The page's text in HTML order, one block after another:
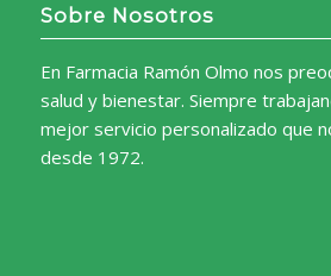
Sobre Nosotros
En Farmacia Ramón Olmo nos
salud y bienestar. Siempre
mejor servicio personalizado que
desde 1972.